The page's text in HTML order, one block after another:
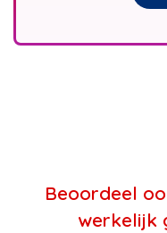
Beoordeel
werkelijk